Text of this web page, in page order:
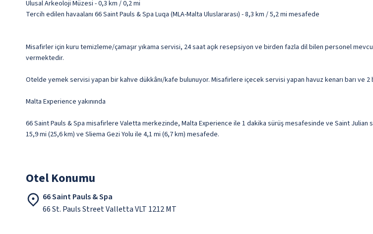
Ulusal Arkeoloji Müzesi - 0,3 km / 0,2 mi
Tercih edilen havaalanı 66 Saint Pauls & Spa Luqa (MLA-Malta Uluslararası) - 8,3 km / 5,2 mi mesafede
Misafirler için kuru temizleme/çamaşır yıkama servisi, 24 saat açık resepsiyon ve birden fazla dil bilen personel
vermektedir.
Otelde yemek servisi yapan bir kahve dükkânı/kafe bulunuyor. Misafirlere içecek servisi yapan havuz kenarı barı ve
Malta Experience yakınında
66 Saint Pauls & Spa misafirlere Valetta merkezinde, Malta Experience ile 1 dakika sürüş mesafesinde ve Saint
15,9 mi (25,6 km) ve Sliema Gezi Yolu ile 4,1 mi (6,7 km) mesafede.
Otel Konumu
66 Saint Pauls & Spa
66 St. Pauls Street Valletta VLT 1212 MT